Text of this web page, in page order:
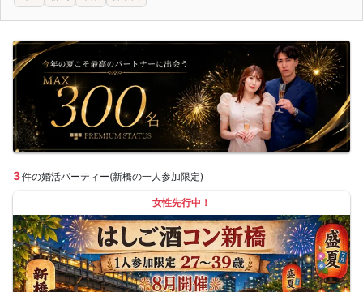
3件の婚活パーティー(新橋の一人参加限定)
女性先行中！